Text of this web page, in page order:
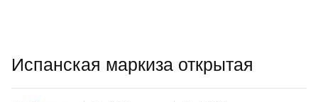
Испанская маркиза открытая